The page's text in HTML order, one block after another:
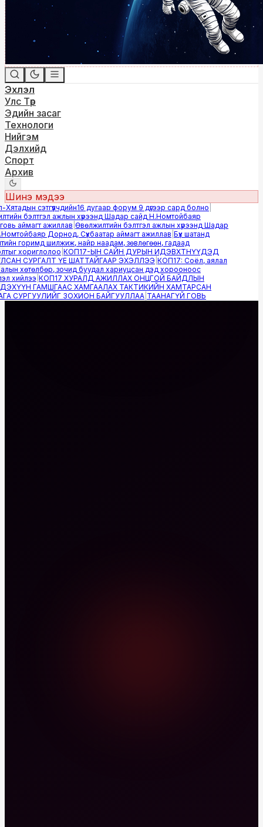
Эхлэл
Улс Төр
Эдийн засаг
Технологи
Нийгэм
Дэлхийд
Спорт
Архив
Шинэ мэдээ
сэтгүүлчдийн16 дугаар форум 9 дүгээр сард болно|
бэлтгэл ажлын хүрээнд Шадар сайд Н.Номтойбаяр
аймагт ажиллав|Өвөлжилтийн бэлтгэл ажлын хүрээнд Шадар
Дорнод, Сүхбаатар аймагт ажиллав|Бүх шатанд
горимд шилжиж, найр наадам, зөвлөгөөн, гадаад
хориглолоо|КОП17-ЫН САЙН ДУРЫН ИДЭВХТНҮҮДЭД
СУРГАЛТ ҮЕ ШАТТАЙГААР ЭХЭЛЛЭЭ|КОП17: Соёл, аялал
хөтөлбөр, зочид буудал хариуцсан дэд хорооноос
хийлээ|КОП17 ХУРАЛД АЖИЛЛАХ ОНЦГОЙ БАЙДЛЫН
ГАМШГААС ХАМГААЛАХ ТАКТИКИЙН ХАМТАРСАН
СУРГУУЛИЙГ ЗОХИОН БАЙГУУЛЛАА|ТААНАГҮЙ ГОВЬ